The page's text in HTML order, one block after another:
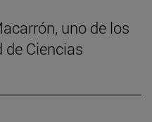
uno de los
de Ciencias